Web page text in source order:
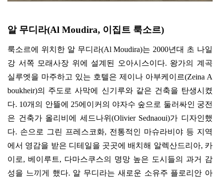
알 무디라(Al Moudira, 이집트 룩소르)
룩소르에 위치한 알 무디라(Al Moudira)는 2000년대 초 나일
강 서쪽 모래사장 위에 설계된 오아시스이다. 왕가의 계곡
실루엣을 마주하고 있는 호텔은 제이나 아부케이르(Zeina A
boukheir)의 주도로 사막에 신기루와 같은 건축을 탄생시켰
다. 10개의 안뜰에 25에이커의 야자수 숲으로 둘러싸인 궁전
은 건축가 올리비에 세드나위 (Olivier Sednaoui)가 디자인했
다. 손으로 그린 프레스코화, 전통적인 마슈라비야 등 지역
에서 영감을 받은 디테일을 곳곳에 배치해 알렉산드리아, 카
이로, 베이루트, 다마스쿠스의 명망 높은 도시들의 과거 감
성을 느끼게 했다. 알 무디라는 새로운 소유주 플로리안 아